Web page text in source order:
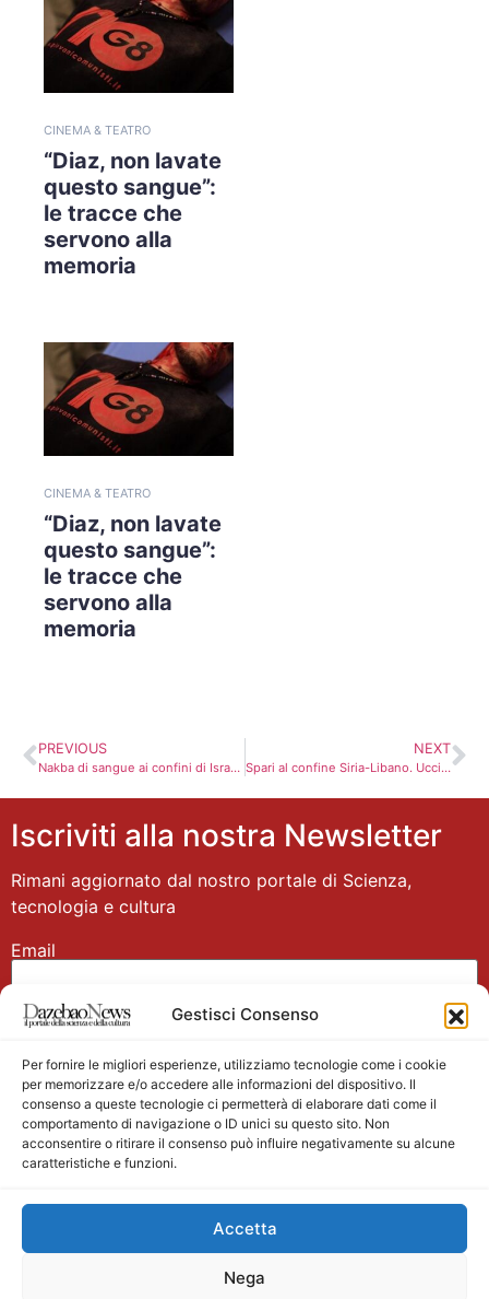
Gestisci Consenso
Per fornire le migliori esperienze, utilizziamo tecnologie come i cookie
per memorizzare e/o accedere alle informazioni del dispositivo. Il
consenso a queste tecnologie ci permetterà di elaborare dati come il
comportamento di navigazione o ID unici su questo sito. Non
acconsentire o ritirare il consenso può influire negativamente su alcune
caratteristiche e funzioni.
Accetta
Nega
CINEMA & TEATRO
“Diaz, non lavate
questo sangue”:
le tracce che
servono alla
memoria
CINEMA & TEATRO
“Diaz, non lavate
questo sangue”:
le tracce che
servono alla
memoria
PREVIOUS
Nakba di sangue ai confini di Israele
NEXT
Spari al confine Siria-Libano. Uccisa una donna
Iscriviti alla nostra Newsletter
Rimani aggiornato dal nostro portale di Scienza,
tecnologia e cultura
Email
Nome
Main partner